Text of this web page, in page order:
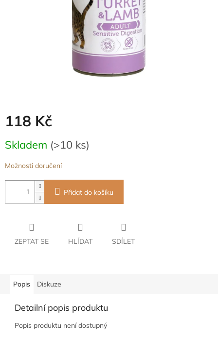
118 Kč
cena:
Skladem (>10 ks)
Možnosti doručení
Přidat do košíku
ZEPTAT SE HLÍDAT SDÍLET
Popis Diskuze
Detailní popis produktu
Popis produktu není dostupný